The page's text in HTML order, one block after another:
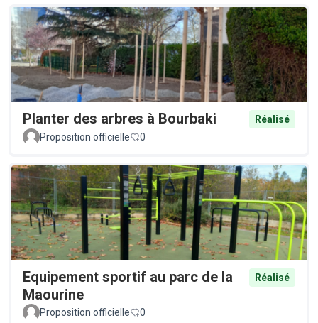
Planter des arbres à Bourbaki
Réalisé
Proposition officielle
0
Equipement sportif au parc de la
Maourine
Réalisé
Proposition officielle 0